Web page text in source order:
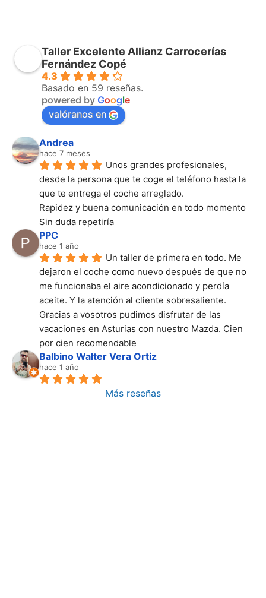
Taller Excelente Allianz Carrocerías
Fernández Copé
4.3
Basado en 59 reseñas.
powered by Google
valóranos en
Andrea
hace 7 meses
Unos grandes profesionales,
desde la persona que te coge el teléfono hasta la
que te entrega el coche arreglado.
Rapidez y buena comunicación en todo momento
Sin duda repetiría
PPC
hace 1 año
Un taller de primera en todo. Me
dejaron el coche como nuevo después de que no
me funcionaba el aire acondicionado y perdía
aceite. Y la atención al cliente sobresaliente.
Gracias a vosotros pudimos disfrutar de las
vacaciones en Asturias con nuestro Mazda. Cien
por cien recomendable
Balbino Walter Vera Ortiz
hace 1 año
Más reseñas